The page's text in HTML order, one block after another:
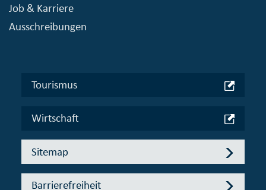
Job & Karriere
Ausschreibungen
Tourismus
Wirtschaft
Sitemap
Barrierefreiheit